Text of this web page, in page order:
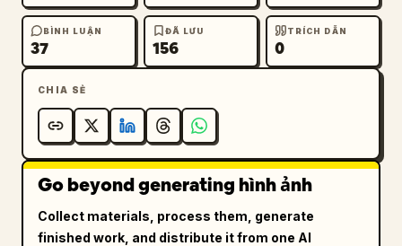
BÌNH LUẬN
37
ĐÃ LƯU
156
TRÍCH DẪN
0
CHIA SẺ
Go beyond generating hình ảnh
Collect materials, process them, generate
finished work, and distribute it from one AI